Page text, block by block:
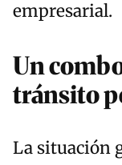
empresarial.
Un
tránsito
La situación